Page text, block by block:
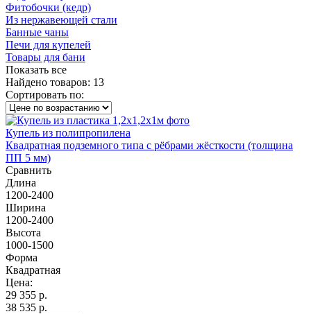
Фитобочки (кедр)
Из нержавеющей стали
Банные чаны
Печи для купелей
Товары для бани
Показать все
Найдено товаров: 13
Сортировать по:
Купель из полипропилена
Квадратная подземного типа с рёбрами жёсткости (толщина
ПП 5 мм)
Сравнить
Длина
1200-2400
Ширина
1200-2400
Высота
1000-1500
Форма
Квадратная
Цена:
29 355 р.
38 535 р.